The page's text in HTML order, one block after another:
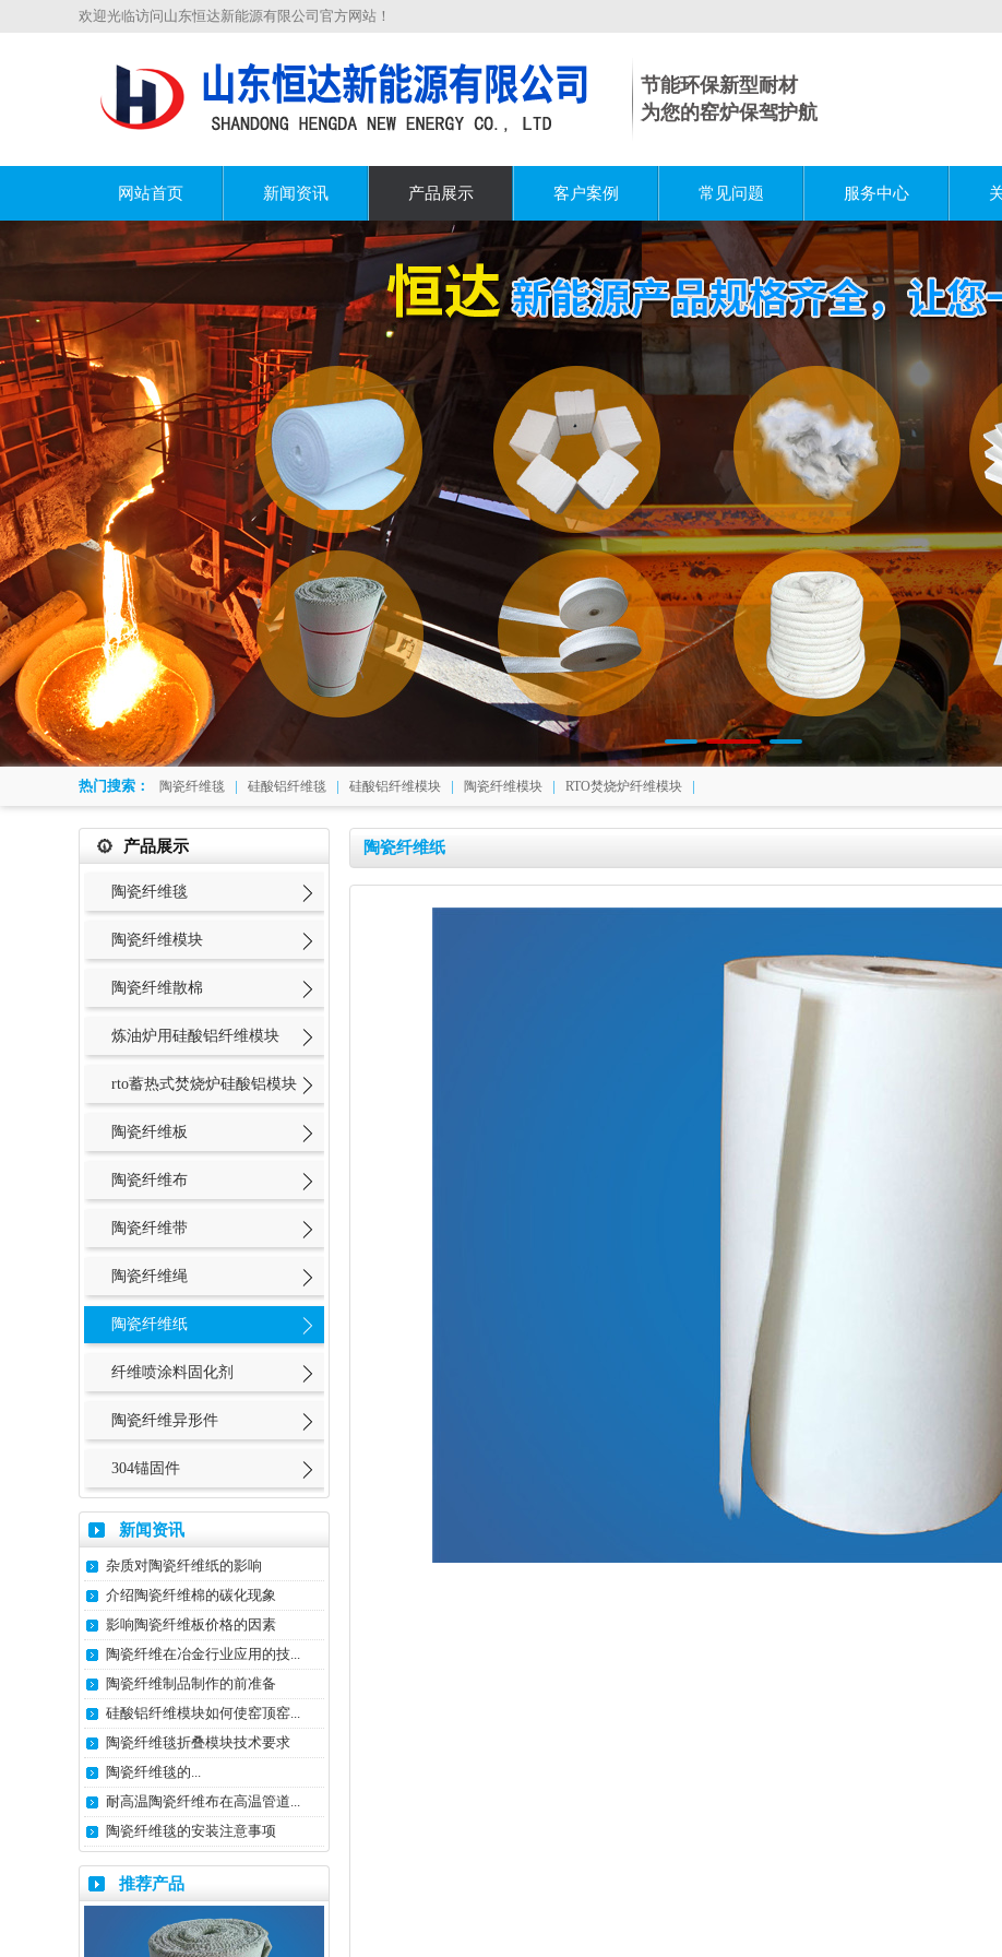
欢迎光临访问山东恒达新能源有限公司官方网站！
节能环保新型耐材
为您的窑炉保驾护航
网站首页 新闻资讯 产品展示 客户案例 常见问题 服务中心
热门搜索： 陶瓷纤维毯 | 硅酸铝纤维毯 | 硅酸铝纤维模块 | 陶瓷纤维模块 | RTO焚烧炉纤维模块 |
产品展示
陶瓷纤维毯
陶瓷纤维模块
陶瓷纤维散棉
炼油炉用硅酸铝纤维模块
rto蓄热式焚烧炉硅酸铝模块
陶瓷纤维板
陶瓷纤维布
陶瓷纤维带
陶瓷纤维绳
陶瓷纤维纸
纤维喷涂料固化剂
陶瓷纤维异形件
304锚固件
新闻资讯
杂质对陶瓷纤维纸的影响
介绍陶瓷纤维棉的碳化现象
影响陶瓷纤维板价格的因素
陶瓷纤维在冶金行业应用的技...
陶瓷纤维制品制作的前准备
硅酸铝纤维模块如何使窑顶窑...
陶瓷纤维毯折叠模块技术要求
陶瓷纤维毯​的...
耐高温陶瓷纤维布在高温管道...
陶瓷纤维毯的安装注意事项
推荐产品
陶瓷纤维纸